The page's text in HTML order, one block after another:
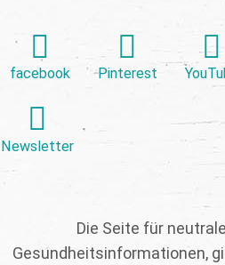
facebook Pinterest
Newsletter
Die Seite für
Gesundheitsinformationen,